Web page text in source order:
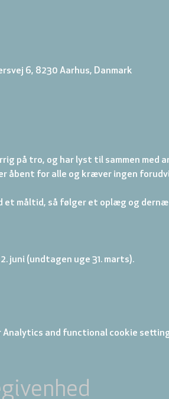
6, 8230 Aarhus, Danmark
på tro, og har lyst til sammen med
åbent for alle og kræver ingen
et måltid, så følger et oplæg og
juni (undtagen uge 31. marts).
Analytics and functional cookie